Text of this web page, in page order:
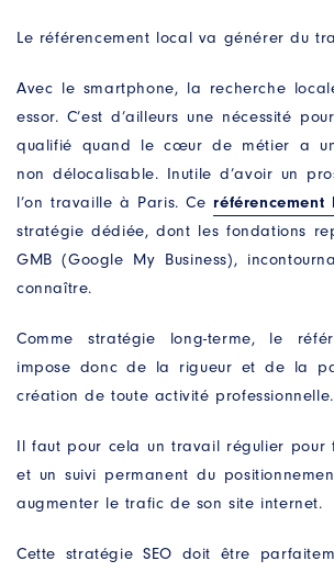
Le référencement local va générer du
Avec le smartphone, la recherche
essor. C’est d’ailleurs une nécessité
qualifié quand le cœur de métier a
non délocalisable. Inutile d’avoir un
l’on travaille à Paris. Ce référencement
stratégie dédiée, dont les fondations
GMB (Google My Business),
connaître.
Comme stratégie long-terme, le
impose donc de la rigueur et de la
création de toute activité professionnelle.
Il faut pour cela un travail régulier pour
et un suivi permanent du
augmenter le trafic de son site internet.
Cette stratégie SEO doit être